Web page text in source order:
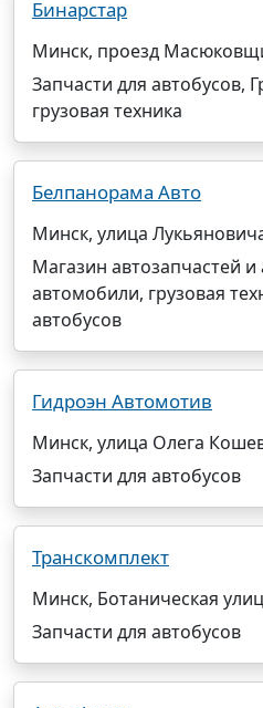
Бинарстар
Минск, проезд
Запчасти для автобусов,
грузовая техника
Белпанорама Авто
Минск, улица
Магазин автозапчастей
автомобили, грузовая
автобусов
Гидроэн Автомотив
Минск, улица Олега
Запчасти для автобусов
Транскомплект
Минск, Ботаническая
Запчасти для автобусов